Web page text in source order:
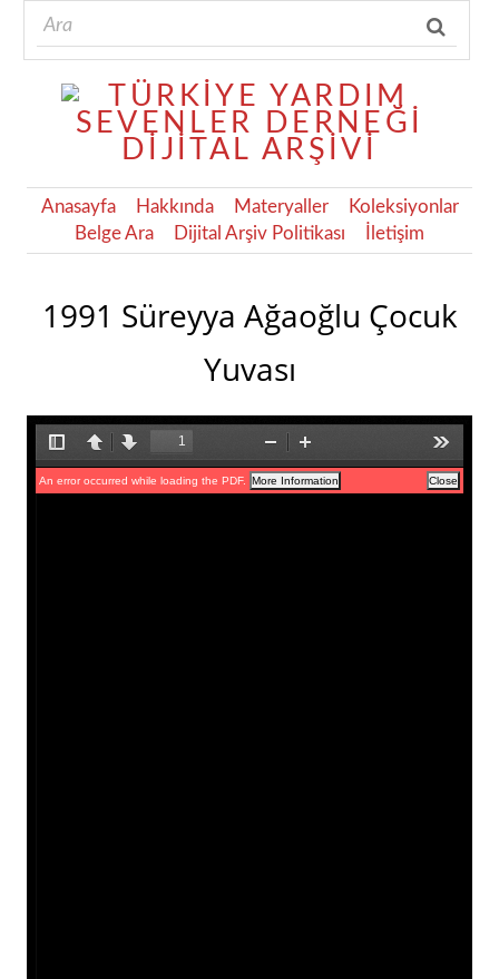
Anasayfa Hakkında Materyaller
Koleksiyonlar
Belge Ara
Dijital Arşiv Politikası İletişim
1991 Süreyya Ağaoğlu Çocuk
Yuvası